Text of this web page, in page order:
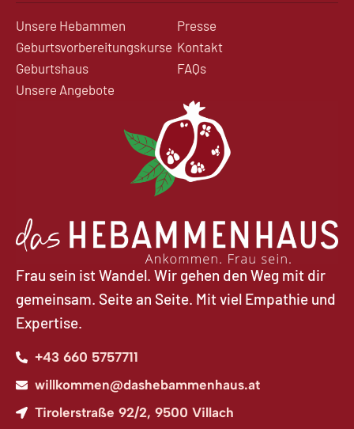
Unsere Hebammen
Geburtsvorbereitungskurse
Geburtshaus
Unsere Angebote
Presse
Kontakt
FAQs
Frau sein ist Wandel. Wir gehen den Weg mit dir
gemeinsam. Seite an Seite. Mit viel Empathie und
Expertise.
+43 660 5757711​
willkommen@dashebammenhaus.at
Tirolerstraße 92/2, 9500 Villach